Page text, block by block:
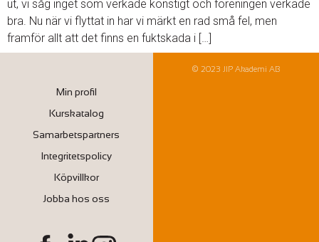
ut, vi såg inget som verkade konstigt och föreningen verkade
bra. Nu när vi flyttat in har vi märkt en rad små fel, men
framför allt att det finns en fuktskada i […]
Min profil
Kurskatalog
Samarbetspartners
Integritetspolicy
Köpvillkor
Jobba hos oss
© 2023 JIP Akademi AB